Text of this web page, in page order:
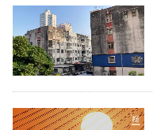
欄
訂
閱
區